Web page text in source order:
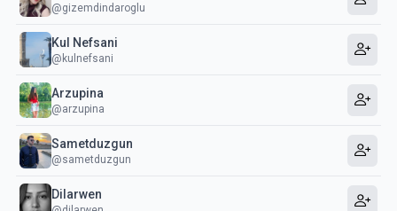
@gizemdindaroglu
Kul Nefsani
@kulnefsani
Arzupina
@arzupina
Sametduzgun
@sametduzgun
Dilarwen